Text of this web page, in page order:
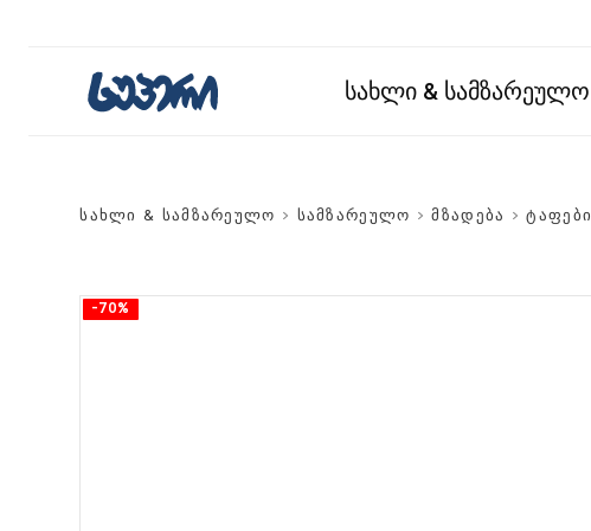
სახლი & სამზარეულო
სახლი & სამზარეულო > სამზარეულო >მზადება >ტაფები
-70%